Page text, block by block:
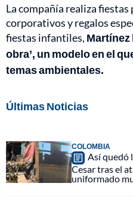
La compañía realiza
corporativos y regalos
fiestas infantiles, Martínez
obra’, un modelo en el
temas ambientales.
Últimas Noticias
COLOMBIA
Así quedó
Cesar tras el
uniformado